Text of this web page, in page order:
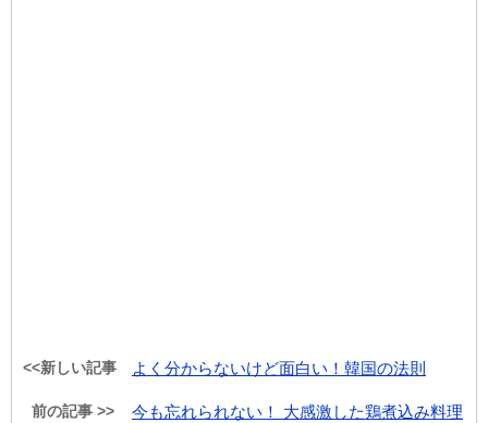
<<新しい記事 よく分からないけど面白い！韓国の法則
前の記事 >>
今も忘れられない！ 大感激した鶏煮込み料理